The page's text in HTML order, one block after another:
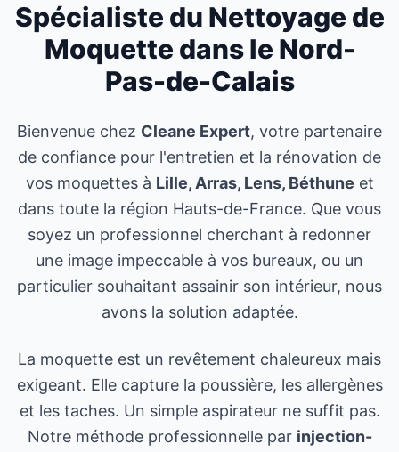
Spécialiste du Nettoyage de
Moquette dans le Nord-
Pas-de-Calais
Bienvenue chez Cleane Expert, votre partenaire
de confiance pour l'entretien et la rénovation de
vos moquettes à Lille, Arras, Lens, Béthune et
dans toute la région Hauts-de-France. Que vous
soyez un professionnel cherchant à redonner
une image impeccable à vos bureaux, ou un
particulier souhaitant assainir son intérieur, nous
avons la solution adaptée.
La moquette est un revêtement chaleureux mais
exigeant. Elle capture la poussière, les allergènes
et les taches. Un simple aspirateur ne suffit pas.
Notre méthode professionnelle par injection-